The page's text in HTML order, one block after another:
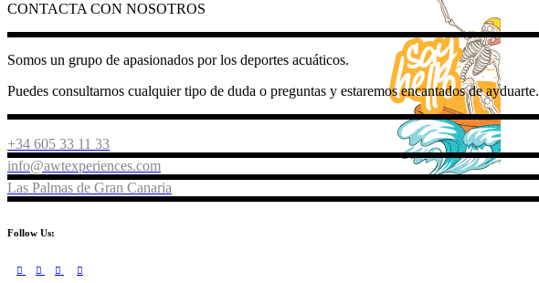
CONTACTA CON NOSOTROS
Somos un grupo de apasionados por los deportes acuáticos.
Puedes consultarnos cualquier tipo de duda o preguntas y estaremos encantados de ayduarte.
+34 605 33 11 33
info@awtexperiences.com
Las Palmas de Gran Canaria
Follow Us: